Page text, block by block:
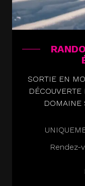
SORTIE EN
DOMAINE
Rendez-